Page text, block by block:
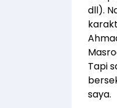
dll).
Tapi
saya.